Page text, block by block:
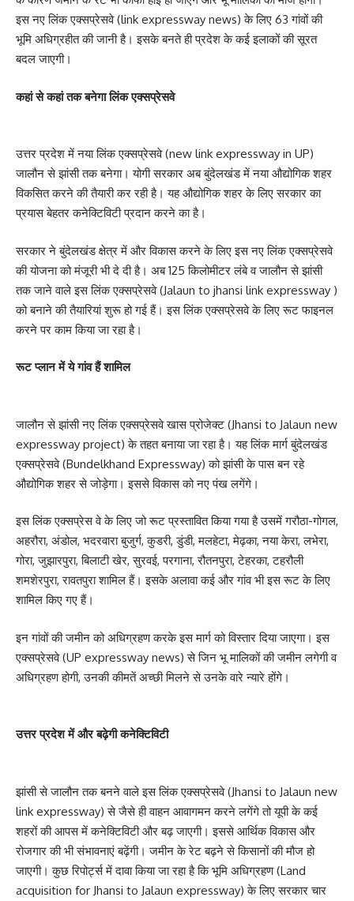
इस नए लिंक एक्सप्रेसवे (link expressway news) के लिए 63 गांवों की
भूमि अधिग्रहीत की जानी है। इसके बनते ही प्रदेश के कई इलाकों की सूरत
बदल जाएगी।
कहां से कहां तक बनेगा लिंक एक्सप्रेसवे
उत्तर प्रदेश में नया लिंक एक्सप्रेसवे (new link expressway in UP)
जालौन से झांसी तक बनेगा। योगी सरकार अब बुंदेलखंड में नया औद्योगिक शहर
विकसित करने की तैयारी कर रही है। यह औद्योगिक शहर के लिए सरकार का
प्रयास बेहतर कनेक्टिविटी प्रदान करने का है।
सरकार ने बुंदेलखंड क्षेत्र में और विकास करने के लिए इस नए लिंक एक्सप्रेसवे
की योजना को मंजूरी भी दे दी है। अब 125 किलोमीटर लंबे व जालौन से झांसी
तक जाने वाले इस लिंक एक्सप्रेसवे (Jalaun to jhansi link expressway )
को बनाने की तैयारियां शुरू हो गई हैं। इस लिंक एक्सप्रेसवे के लिए रूट फाइनल
करने पर काम किया जा रहा है।
रूट प्लान में ये गांव हैं शामिल
जालौन से झांसी नए लिंक एक्सप्रेसवे खास प्रोजेक्ट (Jhansi to Jalaun new
expressway project) के तहत बनाया जा रहा है। यह लिंक मार्ग बुंदेलखंड
एक्सप्रेसवे (Bundelkhand Expressway) को झांसी के पास बन रहे
औद्योगिक शहर से जोड़ेगा। इससे विकास को नए पंख लगेंगे।
इस लिंक एक्सप्रेस वे के लिए जो रूट प्रस्तावित किया गया है उसमें गरौठा-गोगल,
अहरौरा, अंडोल, भदरवारा बुजुर्ग, कुडरी, डुंडी, मलहेटा, मेढ़का, नया केरा, लभेरा,
गोरा, जुझारपुरा, बिलाटी खेर, सुरवई, परगाना, रौतनपुरा, टेहरका, टहरौली
शमशेरपुरा, रावतपुरा शामिल हैं। इसके अलावा कई और गांव भी इस रूट के लिए
शामिल किए गए हैं।
इन गांवों की जमीन को अधिग्रहण करके इस मार्ग को विस्तार दिया जाएगा। इस
एक्सप्रेसवे (UP expressway news) से जिन भू मालिकों की जमीन लगेगी व
अधिग्रहण होगी, उनकी कीमतें अच्छी मिलने से उनके वारे न्यारे होंगे।
उत्तर प्रदेश में और बढ़ेगी कनेक्टिविटी
झांसी से जालौन तक बनने वाले इस लिंक एक्सप्रेसवे (Jhansi to Jalaun new
link expressway) से जैसे ही वाहन आवागमन करने लगेंगे तो यूपी के कई
शहरों की आपस में कनेक्टिविटी और बढ़ जाएगी। इससे आर्थिक विकास और
रोजगार की भी संभावनाएं बढ़ेंगी। जमीन के रेट बढ़ने से किसानों की मौज हो
जाएगी। कुछ रिपोर्ट्स में दावा किया जा रहा है कि भूमि अधिग्रहण (Land
acquisition for Jhansi to Jalaun expressway) के लिए सरकार चार